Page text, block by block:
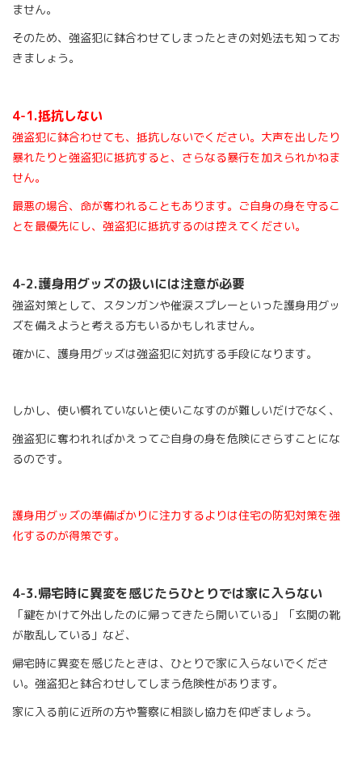
ません。
そのため、強盗犯に鉢合わせてしまったときの対処法も知ってお
きましょう。
4-1.抵抗しない
強盗犯に鉢合わせても、抵抗しないでください。大声を出したり
暴れたりと強盗犯に抵抗すると、さらなる暴行を加えられかねま
せん。
最悪の場合、命が奪われることもあります。ご自身の身を守るこ
とを最優先にし、強盗犯に抵抗するのは控えてください。
4-2.護身用グッズの扱いには注意が必要
強盗対策として、スタンガンや催涙スプレーといった護身用グッ
ズを備えようと考える方もいるかもしれません。
確かに、護身用グッズは強盗犯に対抗する手段になります。
しかし、使い慣れていないと使いこなすのが難しいだけでなく、
強盗犯に奪われればかえってご自身の身を危険にさらすことにな
るのです。
護身用グッズの準備ばかりに注力するよりは住宅の防犯対策を強
化するのが得策です。
4-3.帰宅時に異変を感じたらひとりでは家に入らない
「鍵をかけて外出したのに帰ってきたら開いている」「玄関の靴
が散乱している」など、
帰宅時に異変を感じたときは、ひとりで家に入らないでくださ
い。強盗犯と鉢合わせしてしまう危険性があります。
家に入る前に近所の方や警察に相談し協力を仰ぎましょう。